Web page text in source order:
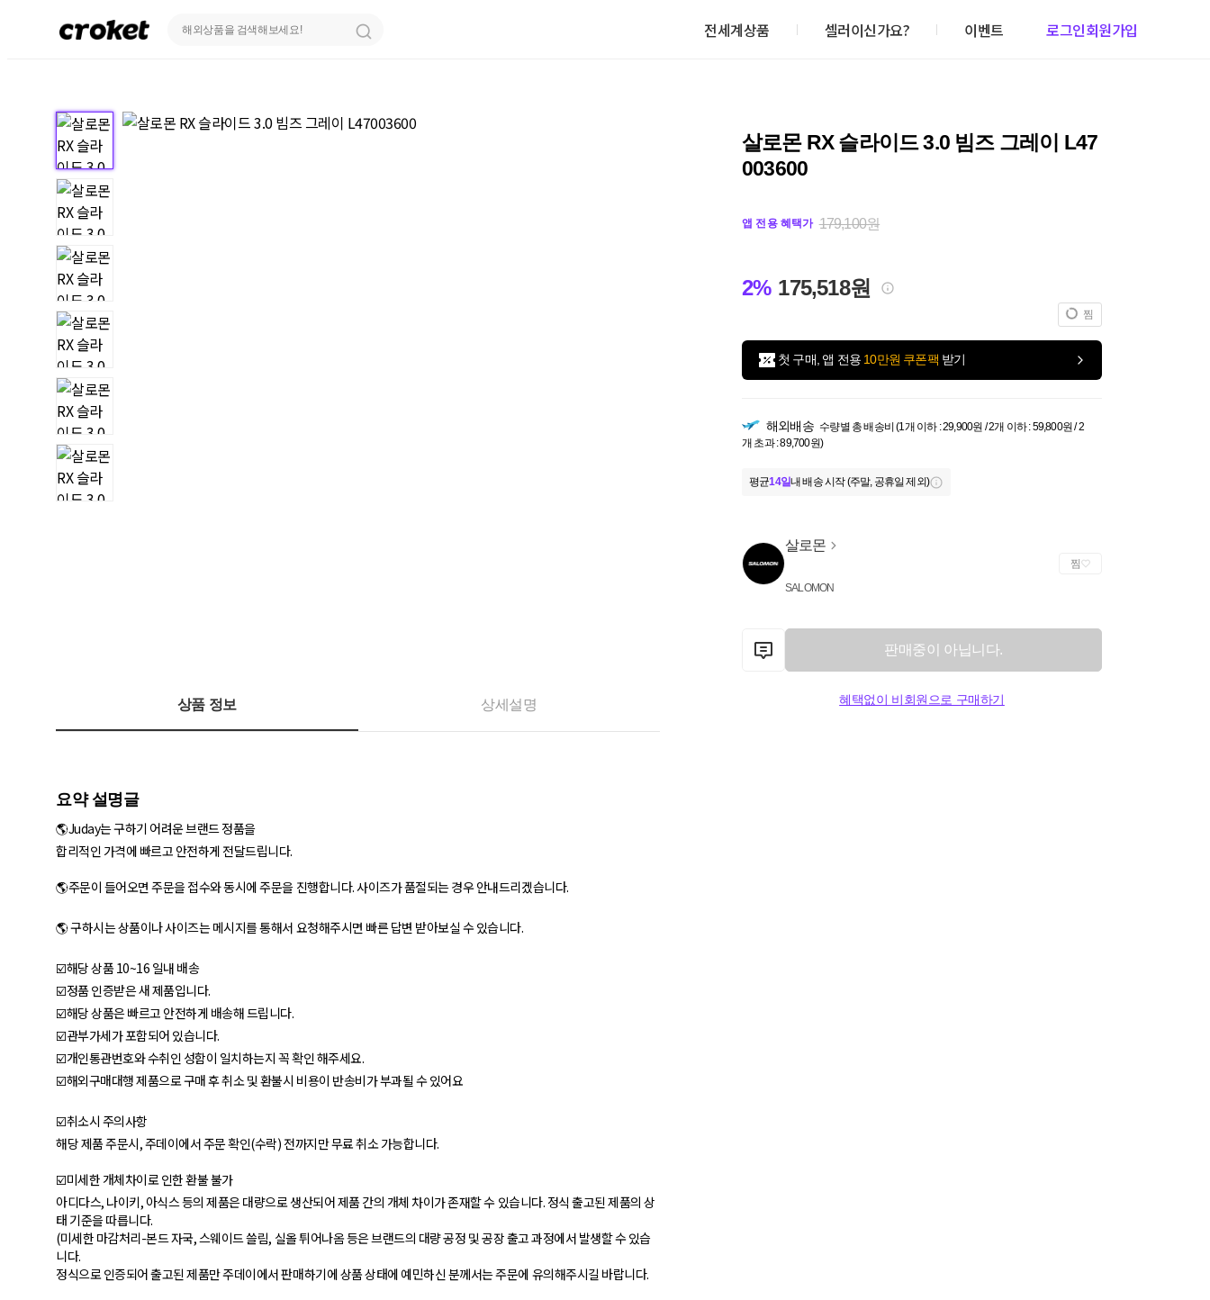
전세계상품 셀러이신가요? 이벤트 로그인회원가입
살로몬 RX 슬라이드 3.0 빔즈 그레이 L47
003600
앱 전용 혜택가 179,100원
2% 175,518원
찜
첫 구매, 앱 전용 10만원 쿠폰팩 받기
해외배송 수량별 총 배송비 (1개 이하 : 29,900원 / 2개 이하 : 59,800원 / 2
개 초과 : 89,700원)
평균14일내 배송 시작 (주말, 공휴일 제외)
살로몬
SALOMON
찜
판매중이 아닙니다.
혜택없이 비회원으로 구매하기
상품 정보 상세설명
요약 설명글
🌎Juday는 구하기 어려운 브랜드 정품을
합리적인 가격에 빠르고 안전하게 전달드립니다.
🌎주문이 들어오면 주문을 접수와 동시에 주문을 진행합니다. 사이즈가 품절되는 경우 안내드리겠습니다.
🌎 구하시는 상품이나 사이즈는 메시지를 통해서 요청해주시면 빠른 답변 받아보실 수 있습니다.
☑️해당 상품 10~16 일내 배송
☑️정품 인증받은 새 제품입니다.
☑️해당 상품은 빠르고 안전하게 배송해 드립니다.
☑️관부가세가 포함되어 있습니다.
☑️개인통관번호와 수취인 성함이 일치하는지 꼭 확인 해주세요.
☑️해외구매대행 제품으로 구매 후 취소 및 환불시 비용이 반송비가 부과될 수 있어요
☑️취소시 주의사항
해당 제품 주문시, 주데이에서 주문 확인(수락) 전까지만 무료 취소 가능합니다.
☑️미세한 개체차이로 인한 환불 불가
아디다스, 나이키, 아식스 등의 제품은 대량으로 생산되어 제품 간의 개체 차이가 존재할 수 있습니다. 정식 출고된 제품의 상
태 기준을 따릅니다.
(미세한 마감처리-본드 자국, 스웨이드 쓸림, 실올 튀어나옴 등은 브랜드의 대량 공정 및 공장 출고 과정에서 발생할 수 있습
니다.
정식으로 인증되어 출고된 제품만 주데이에서 판매하기에 상품 상태에 예민하신 분께서는 주문에 유의해주시길 바랍니다.